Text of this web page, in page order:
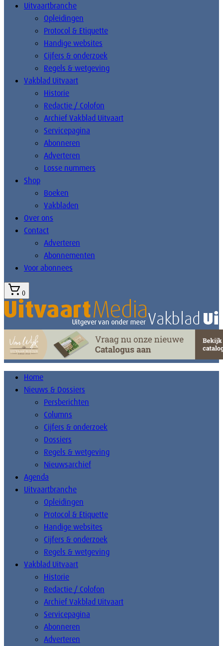
Uitvaartbranche
Opleidingen
Protocol & Etiquette
Handige websites
Cijfers & onderzoek
Regels & wetgeving
Vakblad Uitvaart
Historie
Redactie / Colofon
Archief Vakblad Uitvaart
Servicepagina
Abonneren
Adverteren
Losse nummers
Shop
Boeken
Vakbladen
Over ons
Contact
Adverteren
Abonnementen
Voor abonnees
0
Home
Nieuws & Dossiers
Persberichten
Columns
Cijfers & onderzoek
Dossiers
Regels & wetgeving
Nieuwsarchief
Agenda
Uitvaartbranche
Opleidingen
Protocol & Etiquette
Handige websites
Cijfers & onderzoek
Regels & wetgeving
Vakblad Uitvaart
Historie
Redactie / Colofon
Archief Vakblad Uitvaart
Servicepagina
Abonneren
Adverteren